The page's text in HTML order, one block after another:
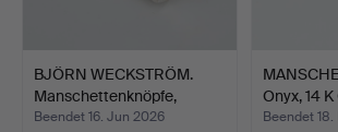
BJÖRN WECKSTRÖM.
Manschettenknöpfe,
"Polar…
Beendet 16. Jun 2026
Onyx, 14
Beendet